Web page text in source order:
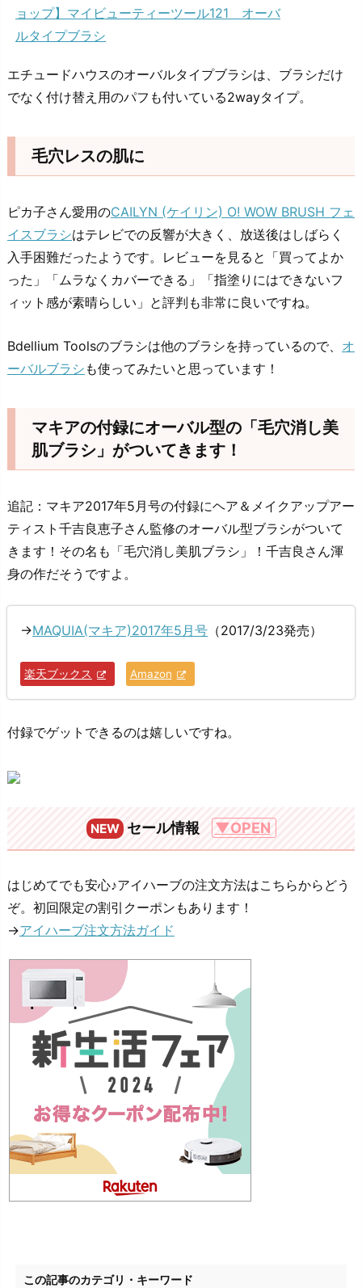
ョップ】マイビューティーツール121 オーバ
ルタイプブラシ
エチュードハウスのオーバルタイプブラシは、ブラシだけ
でなく付け替え用のパフも付いている2wayタイプ。
毛穴レスの肌に
ピカ子さん愛用のCAILYN (ケイリン) O! WOW BRUSH フェ
イスブラシはテレビでの反響が大きく、放送後はしばらく
入手困難だったようです。レビューを見ると「買ってよか
った」「ムラなくカバーできる」「指塗りにはできないフ
ィット感が素晴らしい」と評判も非常に良いですね。
Bdellium Toolsのブラシは他のブラシを持っているので、 オ
ーバルブラシ も使ってみたいと思っています！
マキアの付録にオーバル型の「毛穴消し美
肌ブラシ」がついてきます！
追記：マキア2017年5月号の付録にヘア＆メイクアップアー
ティスト千吉良恵子さん監修のオーバル型ブラシがついて
きます！その名も「毛穴消し美肌ブラシ」！千吉良さん渾
身の作だそうですよ。
→MAQUIA(マキア)2017年5月号 （2017/3/23発売）
楽天ブックス Amazon
付録でゲットできるのは嬉しいですね。
NEW セール情報 ▼OPEN
はじめてでも安心♪アイハーブの注文方法はこちらからどう
ぞ。初回限定の割引クーポンもあります！
→アイハーブ注文方法ガイド
この記事のカテゴリ・キーワード